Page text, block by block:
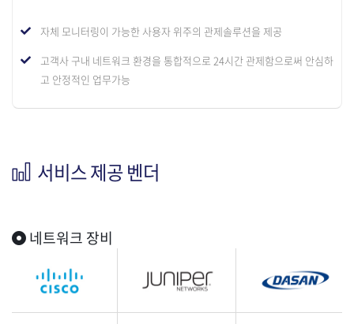
자체 모니터링이 가능한 사용자 위주의 관제솔루션을 제공
고객사 구내 네트워크 환경을 통합적으로 24시간 관제함으로써 안심하
고 안정적인 업무가능
서비스 제공 벤더
네트워크 장비